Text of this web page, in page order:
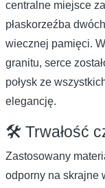
centralne miejsce
płaskorzeźba
wiecznej pamięci.
granitu, serce
połysk ze
elegancję.
🛠️ Trwałość
Zastosowany
odporny na skrajne